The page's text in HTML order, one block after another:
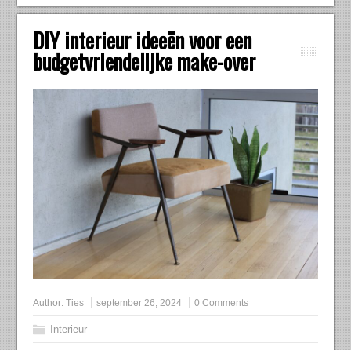
DIY interieur ideeën voor een
budgetvriendelijke make-over
Author:Ties september 26, 2024 0 Comments
Interieur